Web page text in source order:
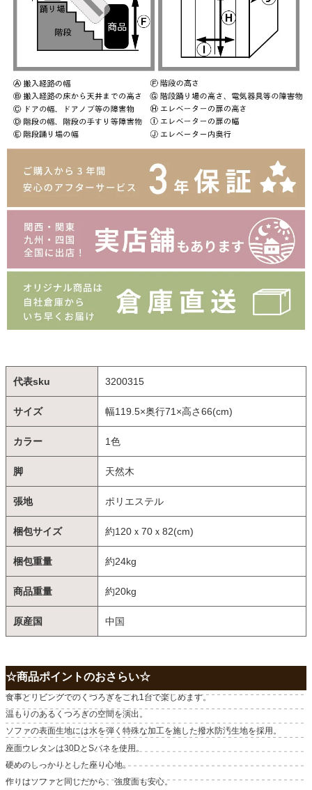
代表sku 3200315
サイズ 幅119.5×奥行71×高さ66(cm)
カラー 1色
脚 天然木
張地 ポリエステル
梱包サイズ 約120ｘ70ｘ82(cm)
梱包重量 約24kg
商品重量 約20kg
原産国 中国
☆商品ポイントのおさらい☆
食事とリビングでのくつろぎをこれ1台で楽しめます。
温もりのあるくつろぎの空間を演出。
ソファの表面生地には水を弾く特殊な加工を施した撥水防汚生地を採用。
座面ウレタンは30DとSバネを使用。
硬めのしっかりとした座り心地。
作りはソファと同じだから、強度面も安心。